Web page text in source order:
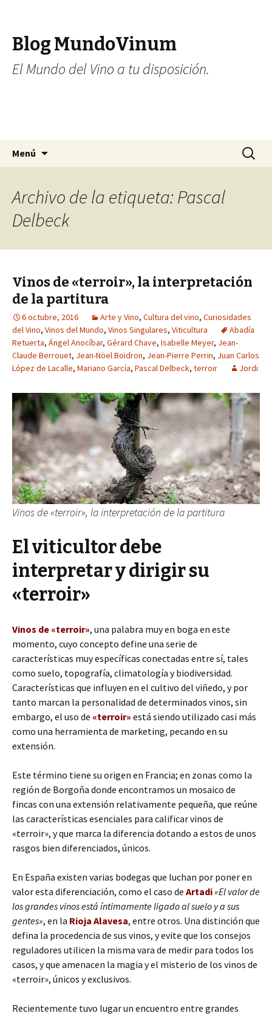
Blog MundoVinum
El Mundo del Vino a tu disposición.
Menú Buscar:
Archivo de la etiqueta: Pascal
Delbeck
Vinos de «terroir», la interpretación
de la partitura
6 octubre, 2016 Arte y Vino, Cultura del vino, Curiosidades
del Vino, Vinos del Mundo, Vinos Singulares, Viticultura
Abadía
Retuerta, Ángel Anocíbar, Gérard Chave, Isabelle Meyer, Jean-
Claude Berrouet, Jean-Nöel Boidron, Jean-Pierre Perrin, Juan Carlos
López de Lacalle, Mariano García, Pascal Delbeck, terroir Jordi
Vinos de «terroir», la interpretación de la partitura
El viticultor debe
interpretar y dirigir su
«terroir»
Vinos de «terroir», una palabra muy en boga en este
momento, cuyo concepto define una serie de
características muy específicas conectadas entre sí, tales
como suelo, topografía, climatología y biodiversidad.
Características que influyen en el cultivo del viñedo, y por
tanto marcan la personalidad de determinados vinos, sin
embargo, el uso de «terroir» está siendo utilizado casi más
como una herramienta de marketing, pecando en su
extensión.
Este término tiene su origen en Francia; en zonas como la
región de Borgoña donde encontramos un mosaico de
fincas con una extensión relativamente pequeña, que reúne
las características esenciales para calificar vinos de
«terroir», y que marca la diferencia dotando a estos de unos
rasgos bien diferenciados, únicos.
En España existen varias bodegas que luchan por poner en
valor esta diferenciación, como el caso de Artadi«El valor de
los grandes vinos está íntimamente ligado al suelo y a sus
gentes», en la Rioja Alavesa, entre otros. Una distinción que
defina la procedencia de sus vinos, y evite que los consejos
reguladores utilicen la misma vara de medir para todos los
casos, y que amenacen la magia y el misterio de los vinos de
«terroir», únicos y exclusivos.
Recientemente tuvo lugar un encuentro entre grandes